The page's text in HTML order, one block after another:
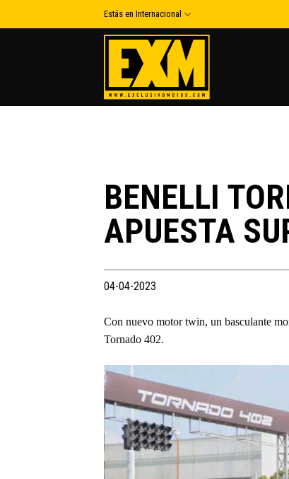
to
Estás en Internacional
BENELLI
APUESTA
04-04-2023
Con nuevo motor twin, un basculante
Tornado 402.